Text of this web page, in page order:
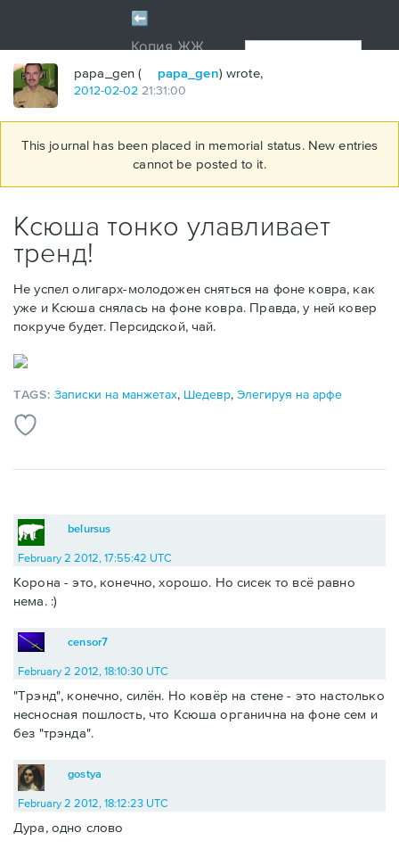
papa_gen ( papa_gen) wrote,
2012-02-02 21:31:00
This journal has been placed in memorial status. New entries
cannot be posted to it.
Ксюша тонко улавливает
тренд!
Не успел олигарх-молодожен сняться на фоне ковра, как
уже и Ксюша снялась на фоне ковра. Правда, у ней ковер
покруче будет. Персидской, чай.
TAGS:Записки на манжетах, Шедевр,Элегируя на арфе
belursus
February 2 2012, 17:55:42 UTC
Корона - это, конечно, хорошо. Но сисек то всё равно
нема. :)
censor7
February 2 2012, 18:10:30 UTC
"Трэнд", конечно, силён. Но ковёр на стене - это настолько
несносная пошлость, что Ксюша органична на фоне сем и
без "трэнда".
gostya
February 2 2012, 18:12:23 UTC
Дура, одно слово